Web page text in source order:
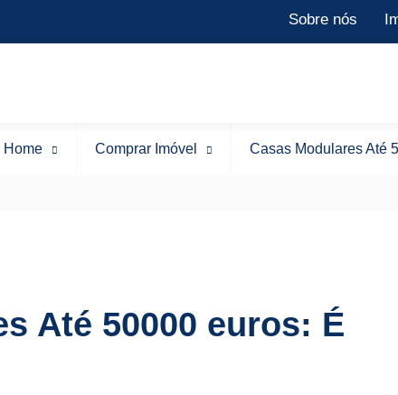
Sobre nós
Home
Comprar Imóvel Casas Modulares Até
Até 50000 euros: É